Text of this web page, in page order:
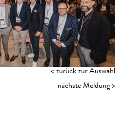
< zurück zur Auswahl
nächste Meldung >